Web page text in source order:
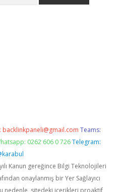
backlinkpaneli@gmail.com Teams:
0262 606 0 726 Telegram:
Kanun gereğince Bilgi Teknolojileri
onaylanmış bir Yer Sağlayıcı
nedenle, sitedeki içerikleri proaktif